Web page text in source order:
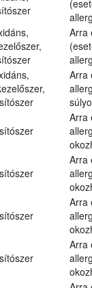
Arra
Arra
Arra
Arra
Arra
Arra